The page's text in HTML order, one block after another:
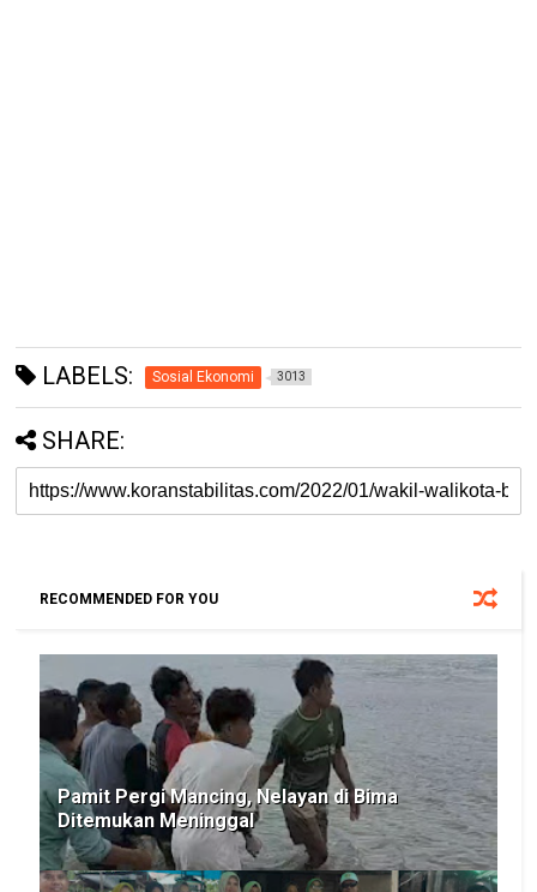
LABELS: Sosial Ekonomi 3013
SHARE:
RECOMMENDED FOR YOU
Pamit Pergi Mancing, Nelayan di Bima
Ditemukan Meninggal